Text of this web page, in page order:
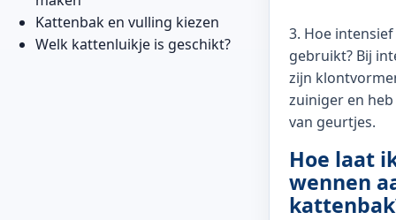
Kattenbak en vulling kiezen
Welk kattenluikje is geschikt?
3. Hoe
gebruikt? Bij
zijn
zuiniger en
van geurtjes.
Hoe laat
wennen